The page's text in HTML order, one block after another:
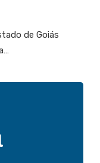
de Goiás